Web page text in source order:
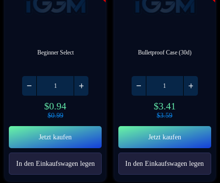
Beginner Select
$0.94
$0.99
Jetzt kaufen
In den Einkaufswagen legen
Bulletproof Case (30d)
$3.41
$3.59
Jetzt kaufen
In den Einkaufswagen legen